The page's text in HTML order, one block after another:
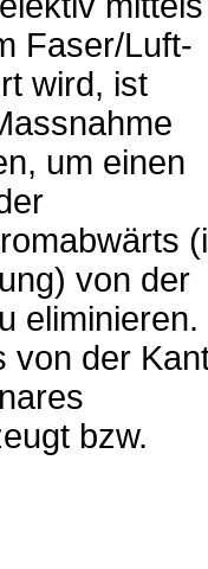
Faser/Luft-
wird, ist
um einen
von der
eliminieren.
von der
bzw.